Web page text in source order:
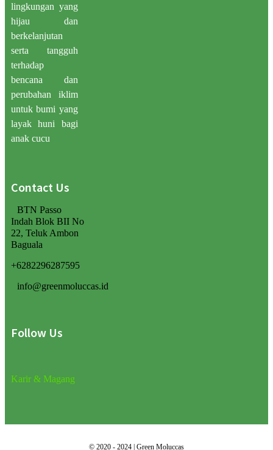
lingkungan yang
hijau dan
berkelanjutan
serta tangguh
terhadap
bencana dan
perubahan iklim
untuk bumi yang
layak huni bagi
anak cucu
Contact Us
BTN Passo
Indah Blok BII No
22, Teluk Ambon
Baguala
+6282296287595
info@greenmoluccas.id
Follow Us
Karir & Magang
© 2020 - 2024 | Green Moluccas